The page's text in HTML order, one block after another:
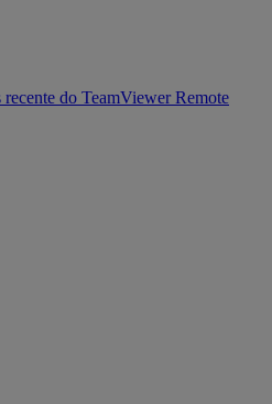
recente do TeamViewer Remote